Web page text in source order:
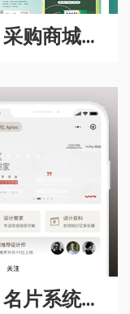
购商城A
片系统开